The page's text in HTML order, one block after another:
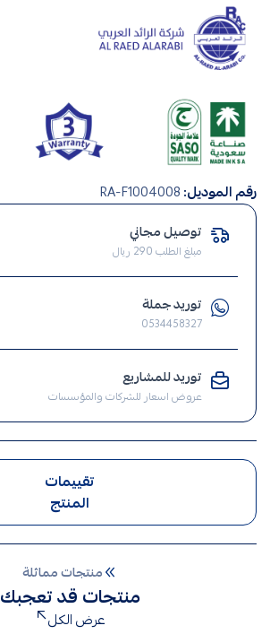
سعودي
,
صيانة
انارة
الإنارة
رقم الموديل:RA-F1004008
توصيل مجاني
مبلغ الطلب 290 ريال
توريد جملة
0534458327
توريد للمشاريع
عروض اسعار للشركات والمؤسسات
تقييمات
المنتج
منتجات مماثلة
منتجات قد تعجبك
عرض الكل